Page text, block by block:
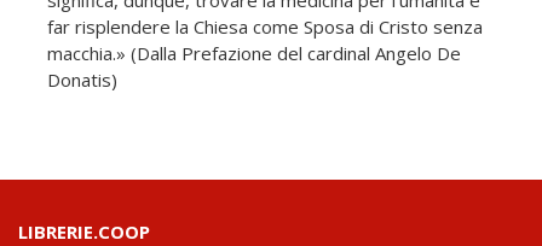
far risplendere la Chiesa come Sposa di Cristo senza
macchia.» (Dalla Prefazione del cardinal Angelo De
Donatis)
LIBRERIE.COOP